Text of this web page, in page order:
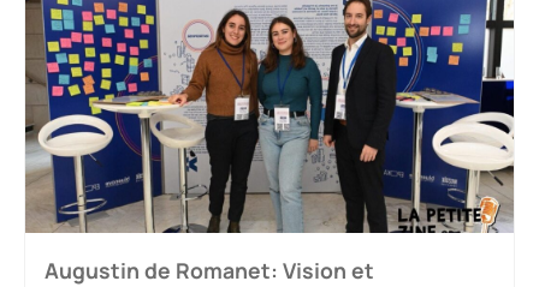
Augustin de Romanet: Vision et